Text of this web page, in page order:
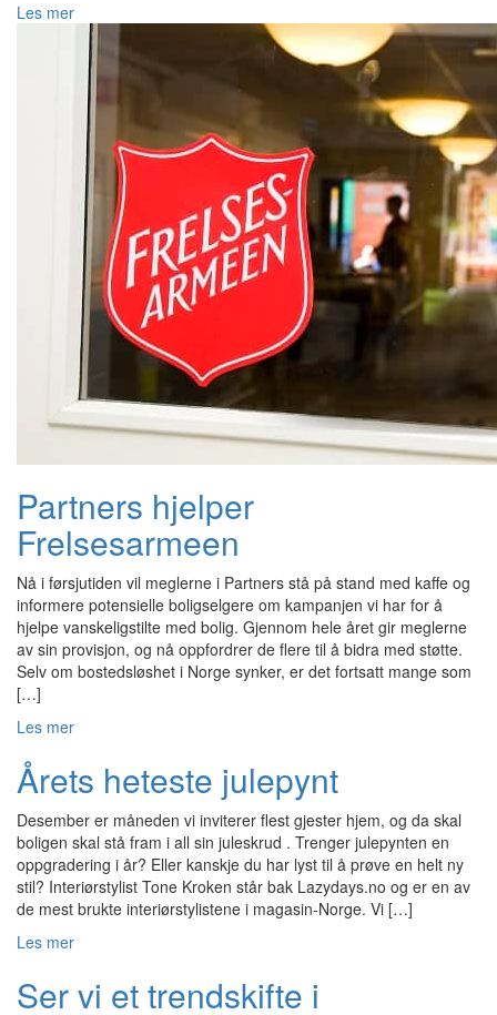
Les mer
Partners hjelper
Frelsesarmeen
Nå i førsjutiden vil meglerne i Partners stå på stand med kaffe og
informere potensielle boligselgere om kampanjen vi har for å
hjelpe vanskeligstilte med bolig. Gjennom hele året gir meglerne
av sin provisjon, og nå oppfordrer de flere til å bidra med støtte.
Selv om bostedsløshet i Norge synker, er det fortsatt mange som
[…]
Les mer
Årets heteste julepynt
Desember er måneden vi inviterer flest gjester hjem, og da skal
boligen skal stå fram i all sin juleskrud . Trenger julepynten en
oppgradering i år? Eller kanskje du har lyst til å prøve en helt ny
stil? Interiørstylist Tone Kroken står bak Lazydays.no og er en av
de mest brukte interiørstylistene i magasin-Norge. Vi […]
Les mer
Ser vi et trendskifte i